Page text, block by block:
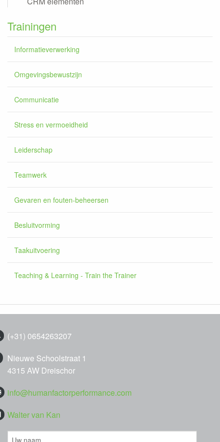
Trainingen
Informatieverwerking
Omgevingsbewustzijn
Communicatie
Stress en vermoeidheid
Leiderschap
Teamwerk
Gevaren en fouten-beheersen
Besluitvorming
Taakuitvoering
Teaching & Learning - Train the Trainer
(+31) 0654263207
Nieuwe Schoolstraat 1
4315 AW Dreischor
info@humanfactorperformance.com
Walter van Kan